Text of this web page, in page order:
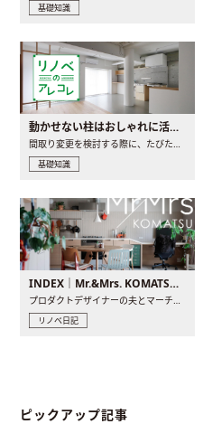
基礎知識
動かせない柱はおしゃれに活用！柱を魅せるリノベーション(リノベ)4選
間取り変更を検討する際に、たびたび皆さんの頭を悩ませる動か..
基礎知識
INDEX｜Mr.&Mrs. KOMATSU renovation diary
プロダクトデザイナーの夫とマーチャンダイザーの妻が、夫婦で..
リノベ日記
ピックアップ記事